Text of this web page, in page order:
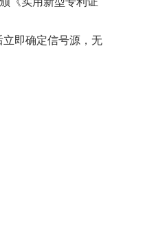
即确定信号源，无